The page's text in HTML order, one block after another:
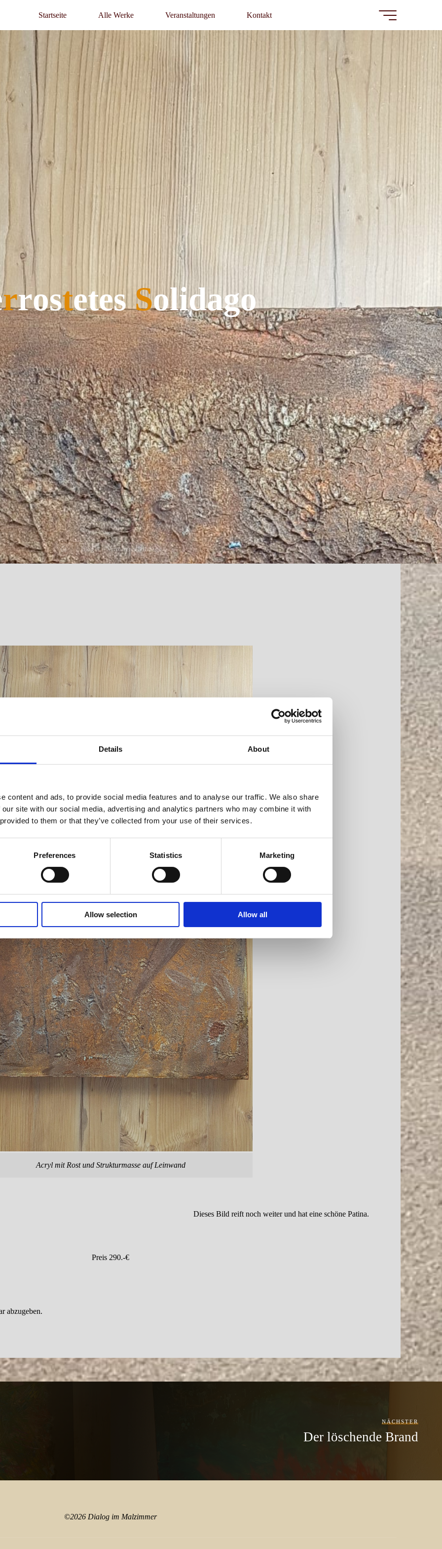
Details About
content and ads, to provide social media features and to analyse our traffic. We also share
site with our social media, advertising and analytics partners who may combine it with
to them or that they’ve collected from your use of their services.
Preferences Statistics Marketing
Allow selection Allow all
Startseite Alle Werke Veranstaltungen Kontakt
rrostetes Solidago
StartBlog Verrostetes Solidago
Acryl mit Rost und Strukturmasse auf Leinwand
Dieses Bild reift noch weiter und hat eine schöne Patina.
Preis 290.-€
abzugeben.
NÄCHSTER
Der löschende Brand
©2026 Dialog im Malzimmer